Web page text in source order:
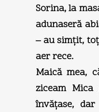
Sorina, la
adunaseră
– au simţit,
aer rece.
Maică mea,
ziceam
învăţase,